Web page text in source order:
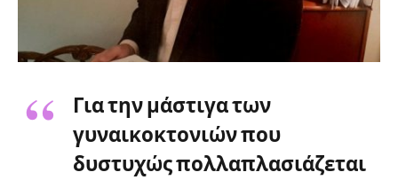
Για την μάστιγα των
γυναικοκτονιών που
δυστυχώς πολλαπλασιάζεται